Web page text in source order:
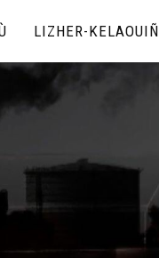
LIZHER-KELAOUIÑ